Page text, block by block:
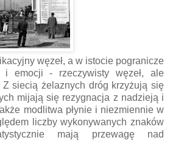
węzeł, a w istocie pogranicze
i emocji - rzeczywisty węzeł, ale
Z siecią żelaznych dróg krzyżują się
mijają się rezygnacja z nadzieją i
modlitwa płynie i niezmiennie w
liczby wykonywanych znaków
mają przewagę nad